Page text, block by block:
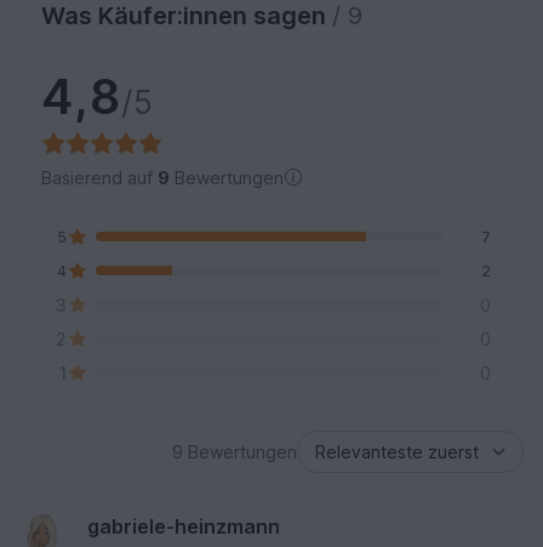
Was Käufer:innen sagen / 9
4,8/5
Basierend auf 9 Bewertungen
5
7
4
2
3
0
2
0
1
0
9 Bewertungen
gabriele-heinzmann